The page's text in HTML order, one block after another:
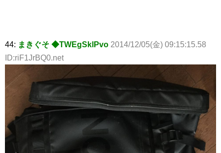
44: まきぐそ ◆TWEgSklPvo 2014/12/05(金) 09:15:15.58
ID:riF1JrBQ0.net